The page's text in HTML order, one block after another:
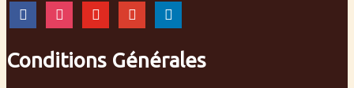
facebookinstagramyoutube google linkedin
Conditions Générales